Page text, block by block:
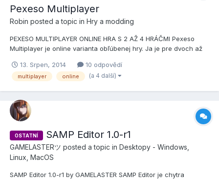
Pexeso Multiplayer
Robin posted a topic in Hry a modding
PEXESO MULTIPLAYER ONLINE HRA S 2 AŽ 4 HRÁČMI Pexeso
Multiplayer je online varianta obľúbenej hry. Ja je pre dvoch až
kategóriách. Hru je možné prispôsobiť zmenou kategórie,
veľkosti hernej plochy, max. časom na odkrytie páru. Do hry je
13. Srpen, 2014 10 odpovědí
multiplayer online (a 4 další)
OSTATNÍ SAMP Editor 1.0-r1
GAMELASTERツ posted a topic in Desktopy - Windows,
Linux, MacOS
SAMP Editor 1.0-r1 by GAMELASTER SAMP Editor je chytra